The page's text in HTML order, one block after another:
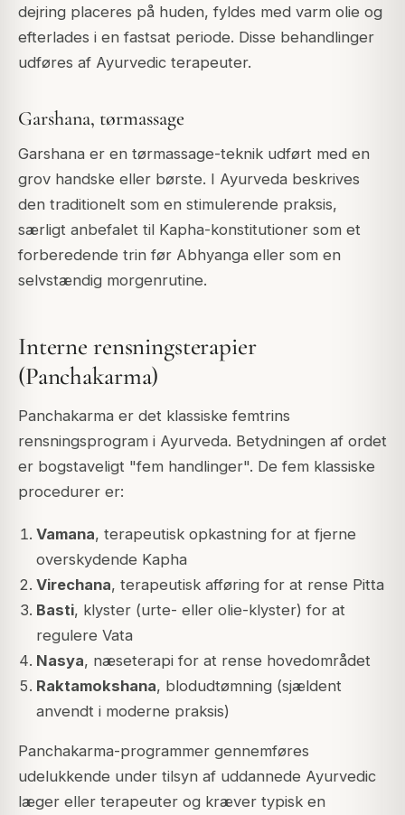
dejring placeres på huden, fyldes med varm olie og
efterlades i en fastsat periode. Disse behandlinger
udføres af Ayurvedic terapeuter.
Garshana, tørmassage
Garshana er en tørmassage-teknik udført med en
grov handske eller børste. I Ayurveda beskrives
den traditionelt som en stimulerende praksis,
særligt anbefalet til Kapha-konstitutioner som et
forberedende trin før Abhyanga eller som en
selvstændig morgenrutine.
Interne rensningsterapier
(Panchakarma)
Panchakarma er det klassiske femtrins
rensningsprogram i Ayurveda. Betydningen af ordet
er bogstaveligt "fem handlinger". De fem klassiske
procedurer er:
Vamana, terapeutisk opkastning for at fjerne
overskydende Kapha
Virechana, terapeutisk afføring for at rense Pitta
Basti, klyster (urte- eller olie-klyster) for at
regulere Vata
Nasya, næseterapi for at rense hovedområdet
Raktamokshana, blodudtømning (sjældent
anvendt i moderne praksis)
Panchakarma-programmer gennemføres
udelukkende under tilsyn af uddannede Ayurvedic
læger eller terapeuter og kræver typisk en